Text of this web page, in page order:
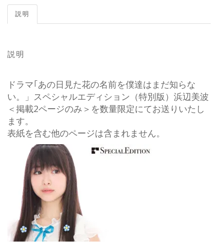
説明
説明
ドラマ｢あの日見た花の名前を僕達はまだ知らな
い。」スペシャルエディション（特別版）浜辺美波
＜掲載2ページのみ＞を数量限定にてお送りいたし
ます。
表紙を含む他のページは含まれません。